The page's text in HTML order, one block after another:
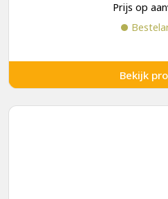
Prijs op
Bekijk